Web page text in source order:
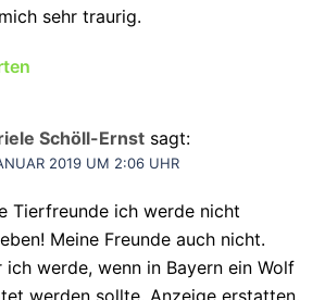
sehr traurig.
Schöll-Ernst sagt:
2019 UM 2:06 UHR
Tierfreunde ich werde nicht
Meine Freunde auch nicht.
ich werde, wenn in Bayern ein Wolf
werden sollte, Anzeige erstatten.